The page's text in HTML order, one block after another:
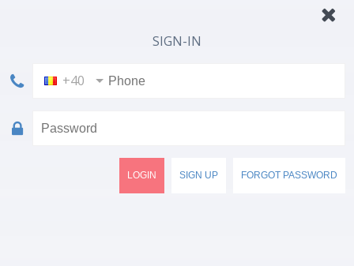
SIGN-IN
+40
LOGIN SIGN UP FORGOT PASSWORD